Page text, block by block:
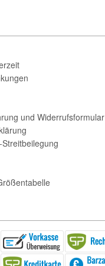
und Widerrufsformular